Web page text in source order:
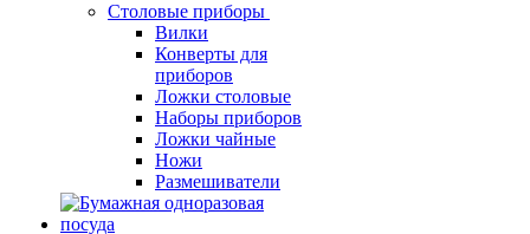
Столовые приборы
Вилки
Конверты для
приборов
Ложки столовые
Наборы приборов
Ложки чайные
Ножи
Размешиватели